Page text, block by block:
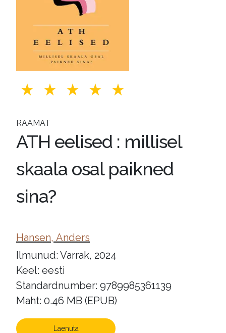
RAAMAT
ATH eelised : millisel
skaala osal paikned
sina?
Hansen, Anders
Ilmunud: Varrak, 2024
Keel: eesti
Standardnumber: 9789985361139
Maht: 0.46 MB (EPUB)
Laenuta